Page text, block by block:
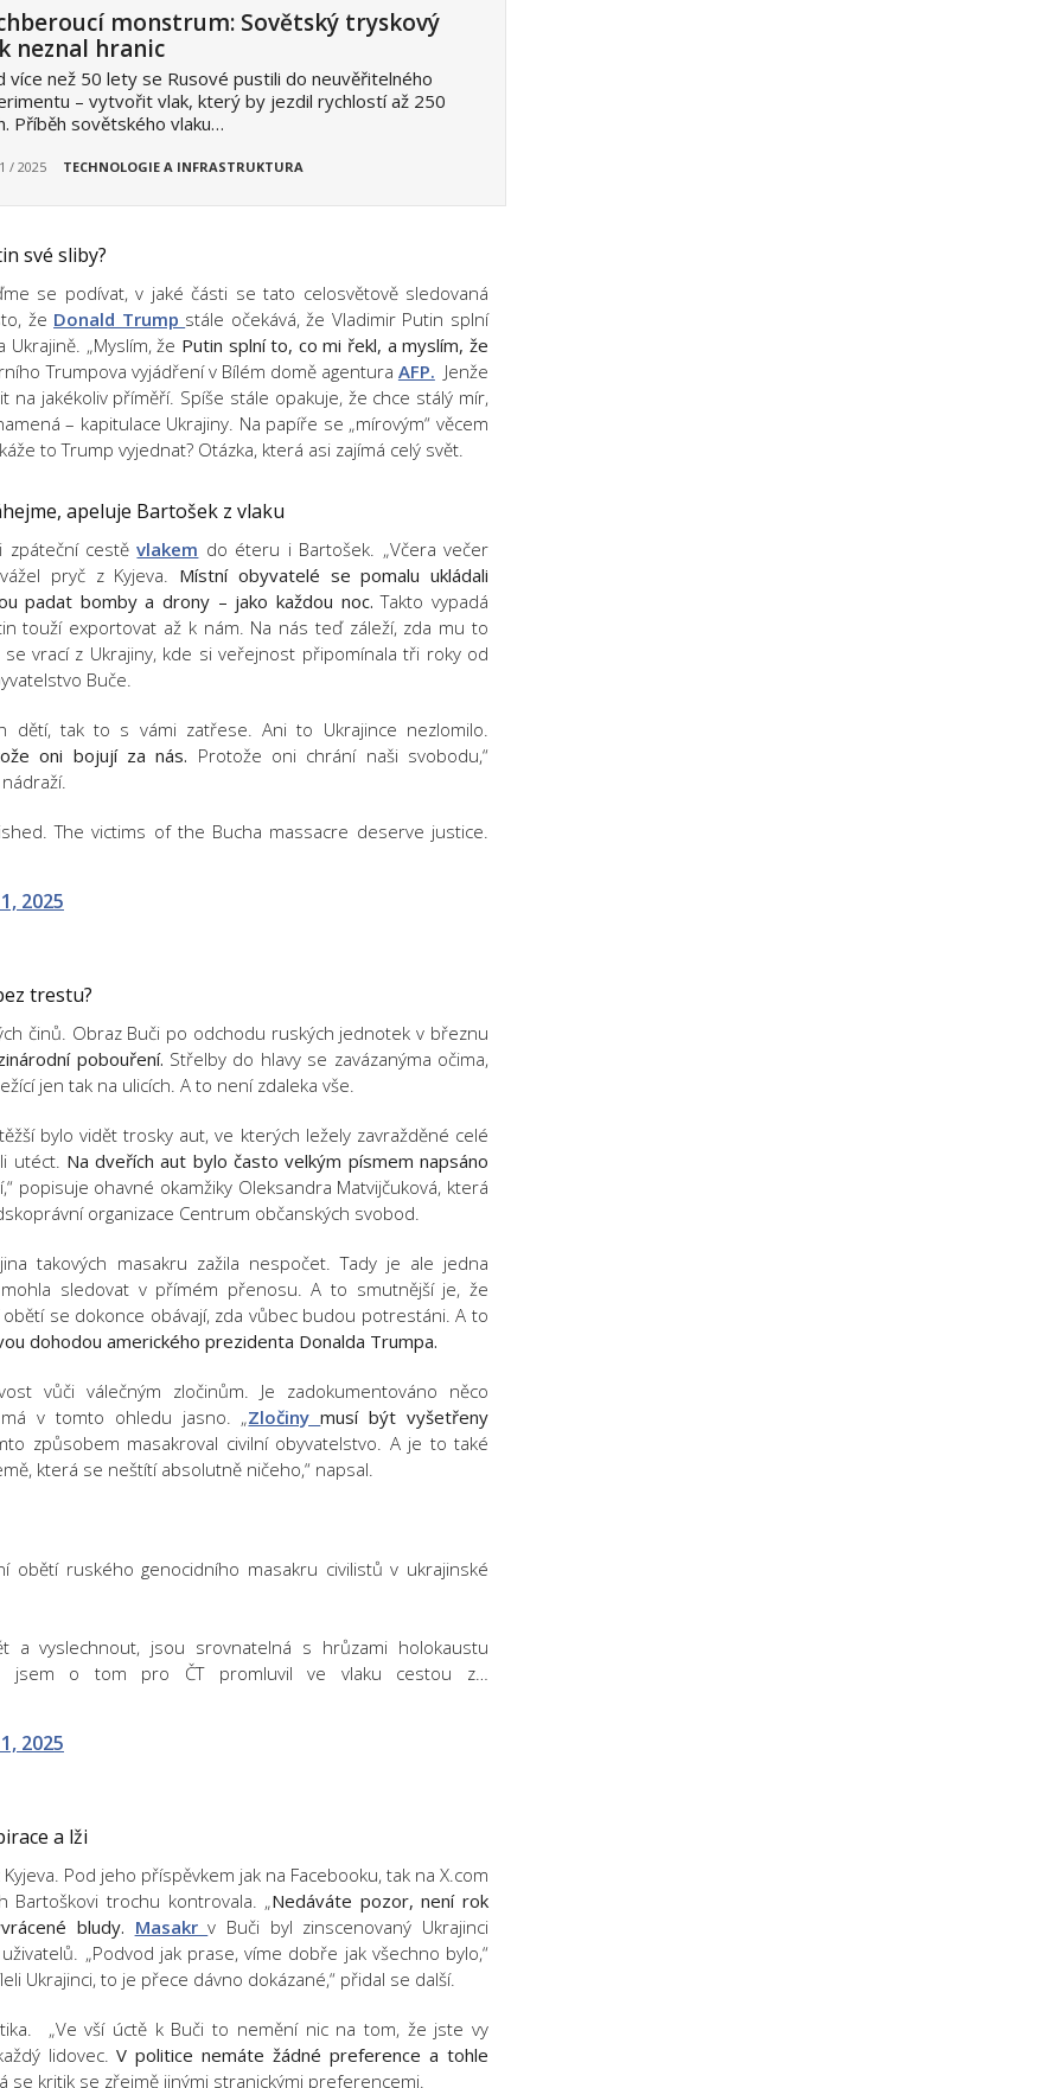
monstrum: Sovětský tryskový
neznal hranic
více než 50 lety se Rusové pustili do neuvěřitelného
– vytvořit vlak, který by jezdil rychlostí až 250
Příběh sovětského vlaku…
/ 2025 TECHNOLOGIE A INFRASTRUKTURA
své sliby?
se podívat, v jaké části se tato celosvětově sledovaná
že Donald Trump stále očekává, že Vladimir Putin splní
„Myslím, že Putin splní to, co mi řekl, a myslím, že
Trumpova vyjádření v Bílém domě agentura AFP. Jenže
jakékoliv příměří. Spíše stále opakuje, že chce stálý mír,
– kapitulace Ukrajiny. Na papíře se „mírovým“ věcem
to Trump vyjednat? Otázka, která asi zajímá celý svět.
apeluje Bartošek z vlaku
zpáteční cestěvlakem do éteru i Bartošek. „Včera večer
pryč z Kyjeva. Místní obyvatelé se pomalu ukládali
padat bomby a drony – jako každou noc. Takto vypadá
touží exportovat až k nám. Na nás teď záleží, zda mu to
vrací z Ukrajiny, kde si veřejnost připomínala tři roky od
Buče.
dětí, tak to s vámi zatřese. Ani to Ukrajince nezlomilo.
oni bojují za nás. Protože oni chrání naši svobodu,“
The victims of the Bucha massacre deserve justice.
2025
trestu?
činů. Obraz Buči po odchodu ruských jednotek v březnu
pobouření. Střelby do hlavy se zavázanýma očima,
jen tak na ulicích. A to není zdaleka vše.
bylo vidět trosky aut, ve kterých ležely zavražděné celé
utéct. Na dveřích aut bylo často velkým písmem napsáno
popisuje ohavné okamžiky Oleksandra Matvijčuková, která
organizace Centrum občanských svobod.
takových masakru zažila nespočet. Tady je ale jedna
sledovat v přímém přenosu. A to smutnější je, že
se dokonce obávají, zda vůbec budou potrestáni. A to
dohodou amerického prezidenta Donalda Trumpa.
vůči válečným zločinům. Je zadokumentováno něco
v tomto ohledu jasno. „Zločinymusí být vyšetřeny
způsobem masakroval civilní obyvatelstvo. A je to také
která se neštítí absolutně ničeho,“ napsal.
obětí ruského genocidního masakru civilistů v ukrajinské
a vyslechnout, jsou srovnatelná s hrůzami holokaustu
jsem o tom pro ČT promluvil ve vlaku cestou z…
2025
a lži
Pod jeho příspěvkem jak na Facebooku, tak na X.com
Bartoškovi trochu kontrovala. „Nedáváte pozor, není rok
bludy. Masakrv Buči byl zinscenovaný Ukrajinci
„Podvod jak prase, víme dobře jak všechno bylo,“
Ukrajinci, to je přece dávno dokázané,“ přidal se další.
„Ve vší úctě k Buči to nemění nic na tom, že jste vy
lidovec.V politice nemáte žádné preference a tohle
se kritik se zřejmě jinými stranickými preferencemi.